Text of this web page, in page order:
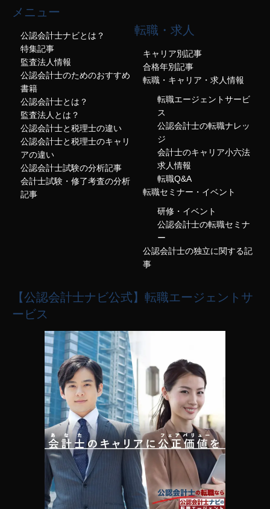
メニュー
公認会計士ナビとは？
特集記事
監査法人情報
公認会計士のためのおすすめ
書籍
公認会計士とは？
監査法人とは？
公認会計士と税理士の違い
公認会計士と税理士のキャリ
アの違い
公認会計士試験の分析記事
会計士試験・修了考査の分析
記事
転職・求人
キャリア別記事
合格年別記事
転職・キャリア・求人情報
転職エージェントサービ
ス
公認会計士の転職ナレッ
ジ
会計士のキャリア小六法
求人情報
転職Q&A
転職セミナー・イベント
研修・イベント
公認会計士の転職セミナ
ー
公認会計士の独立に関する記
事
【公認会計士ナビ公式】転職エージェントサ
ービス